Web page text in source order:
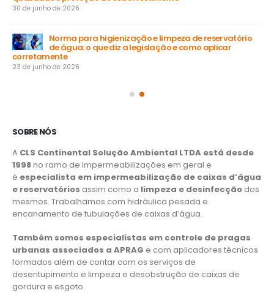
30 de junho de 2026
Norma para higienização e limpeza de reservatório
de água: o que diz a legislação e como aplicar
corretamente
23 de junho de 2026
SOBRE NÓS
A CLS Continental Solução Ambiental LTDA está desde
1998no ramo de Impermeabilizações em geral e
é especialista em impermeabilização de caixas d’água
e reservatórios assim como a limpeza e desinfecção dos
mesmos. Trabalhamos com hidráulica pesada e
encanamento de tubulações de caixas d’água.
Também somos especialistas em controle de pragas
urbanas associados a APRAG e com aplicadores técnicos
formados além de contar com os serviços de
desentupimento e limpeza e desobstrução de caixas de
gordura e esgoto.